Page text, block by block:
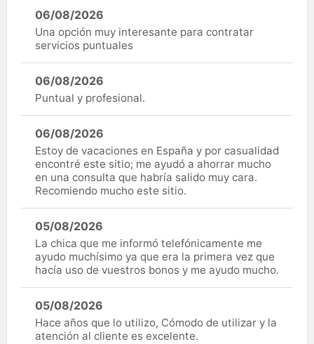
06/08/2026
Una opción muy interesante para contratar
servicios puntuales
06/08/2026
Puntual y profesional.
06/08/2026
Estoy de vacaciones en España y por casualidad
encontré este sitio; me ayudó a ahorrar mucho
en una consulta que habría salido muy cara.
Recomiendo mucho este sitio.
05/08/2026
La chica que me informó telefónicamente me
ayudo muchísimo ya que era la primera vez que
hacía uso de vuestros bonos y me ayudo mucho.
05/08/2026
Hace años que lo utilizo, Cómodo de utilizar y la
atención al cliente es excelente.